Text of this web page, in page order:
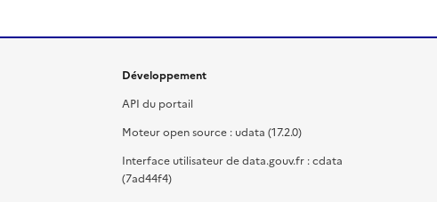
Développement
API du portail
Moteur open source : udata (17.2.0)
Interface utilisateur de data.gouv.fr : cdata
(7ad44f4)